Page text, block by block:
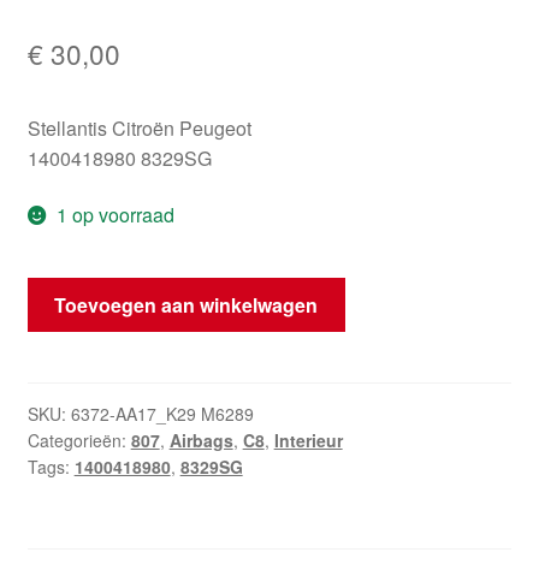
€ 30,00
Stellantis Citroën Peugeot
1400418980 8329SG
1 op voorraad
Airbag
Dak
C8
Peugeot
807
Toevoegen aan winkelwagen
SKU: 6372-AA17_K29 M6289
Categorieën: 807, Airbags, C8, Interieur
Tags: 1400418980, 8329SG